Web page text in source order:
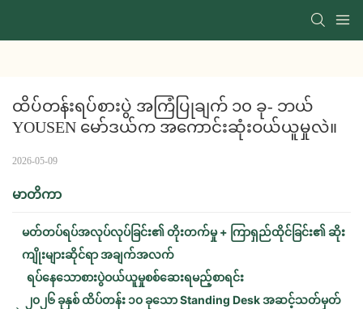
ထိပ်တန်းရပ်စားပွဲ အကြံပြုချက် ၁၀ ခု- ဘယ်
YOUSEN မော်ဒယ်က အကောင်းဆုံးဝယ်ယူမှုလဲ။
2026-05-09
မာတိကာ
မတ်တပ်ရပ်အလုပ်လုပ်ခြင်း၏ တိုးတက်မှု + ကြာရှည်ထိုင်ခြင်း၏ ဆိုး
ကျိုးများဆိုင်ရာ အချက်အလက်
ရပ်နေသောစားပွဲဝယ်ယူမှုစစ်ဆေးရမည့်စာရင်း
၂၀၂၆ ခုနှစ် ထိပ်တန်း ၁၀ ခုသော Standing Desk အဆင့်သတ်မှတ်